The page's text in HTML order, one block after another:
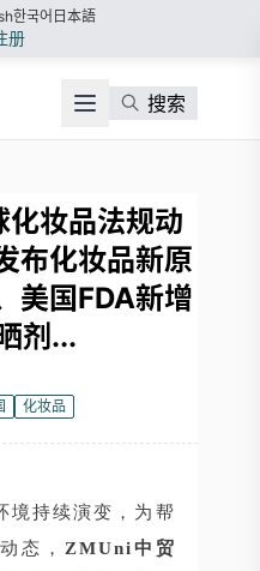
한국어 日本語
册
搜索
妆品法规动
布化妆品新原
美国FDA新增
剂...
化妆品
境持续演变，为帮
态， ZMUni中贸